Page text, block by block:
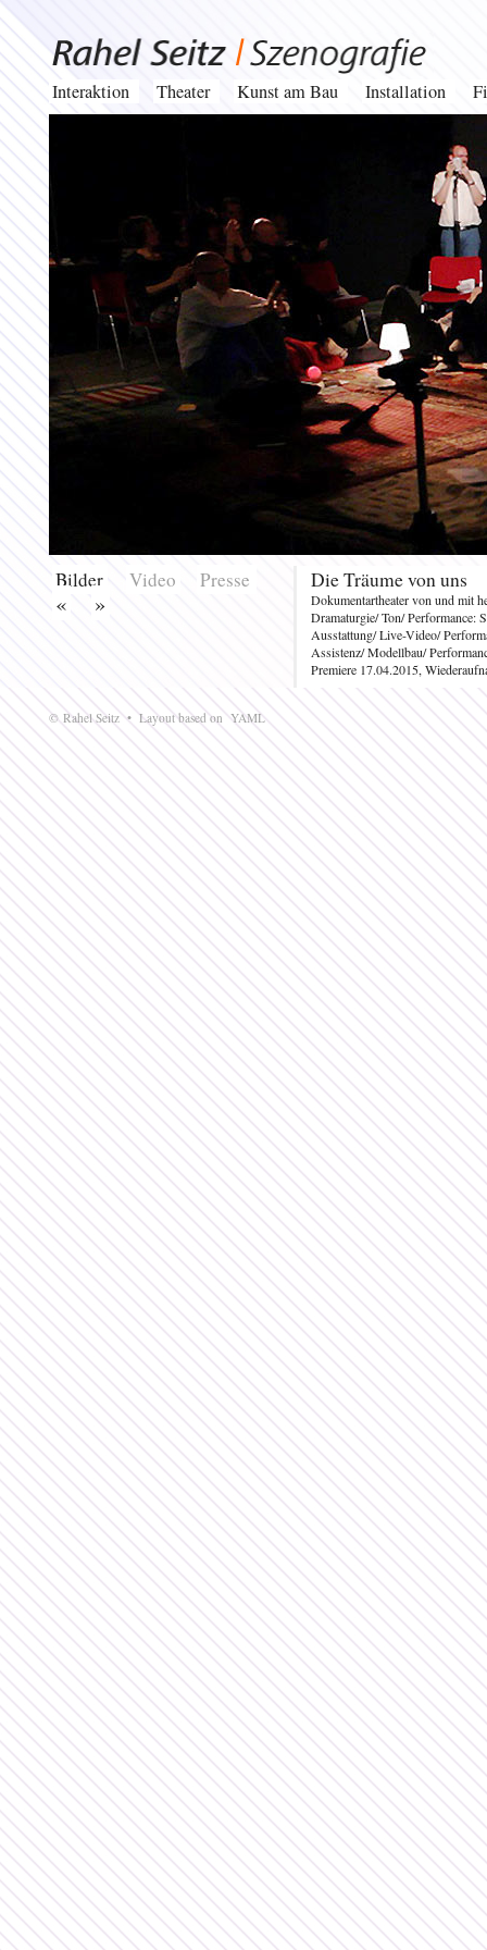
Interaktion Theater Kunst am Bau Installation
Bilder
« »
Video Presse Die Träume von uns
Dokumentartheater von und mit
Dramaturgie/ Ton/ Performance:
Ausstattung/ Live-Video/
Assistenz/ Modellbau/
Premiere 17.04.2015,
© Rahel Seitz • Layout based onYAML